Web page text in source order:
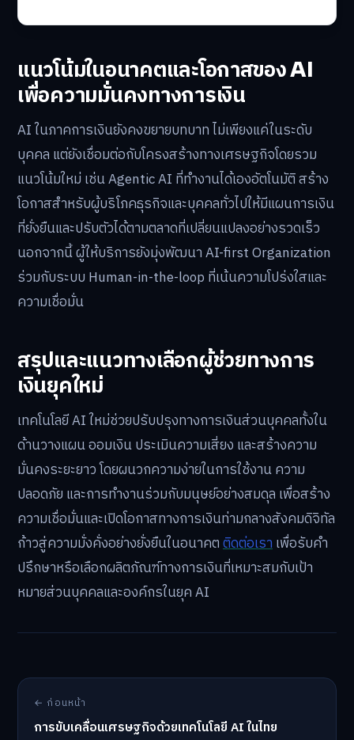
แนวโน้มในอนาคตและโอกาสของ AI
เพื่อความมั่นคงทางการเงิน
AI ในภาคการเงินยังคงขยายบทบาท ไม่เพียงแค่ในระดับ
บุคคล แต่ยังเชื่อมต่อกับโครงสร้างทางเศรษฐกิจโดยรวม
แนวโน้มใหม่ เช่น Agentic AI ที่ทำงานได้เองอัตโนมัติ สร้าง
โอกาสสำหรับผู้บริโภคธุรกิจและบุคคลทั่วไปให้มีแผนการเงิน
ที่ยั่งยืนและปรับตัวได้ตามตลาดที่เปลี่ยนแปลงอย่างรวดเร็ว
นอกจากนี้ ผู้ให้บริการยังมุ่งพัฒนา AI-first Organization
ร่วมกับระบบ Human-in-the-loop ที่เน้นความโปร่งใสและ
ความเชื่อมั่น
สรุปและแนวทางเลือกผู้ช่วยทางการ
เงินยุคใหม่
เทคโนโลยี AI ใหม่ช่วยปรับปรุงทางการเงินส่วนบุคคลทั้งใน
ด้านวางแผน ออมเงิน ประเมินความเสี่ยง และสร้างความ
มั่นคงระยะยาว โดยผนวกความง่ายในการใช้งาน ความ
ปลอดภัย และการทำงานร่วมกับมนุษย์อย่างสมดุล เพื่อสร้าง
ความเชื่อมั่นและเปิดโอกาสทางการเงินท่ามกลางสังคมดิจิทัล
ก้าวสู่ความมั่งคั่งอย่างยั่งยืนในอนาคตติดต่อเราเพื่อรับคำ
ปรึกษาหรือเลือกผลิตภัณฑ์ทางการเงินที่เหมาะสมกับเป้า
หมายส่วนบุคคลและองค์กรในยุค AI
← ก่อนหน้า
การขับเคลื่อนเศรษฐกิจด้วยเทคโนโลยี AI ในไทย